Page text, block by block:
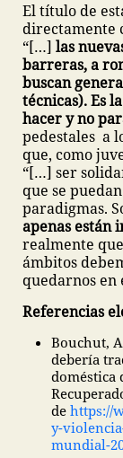
El título de
directamente
“[…] las
barreras, a
buscan
técnicas). Es
hacer y no
pedestales a
que, como
“[…] ser
que se
paradigmas.
apenas están
realmente
ámbitos
quedarnos en
Referencias
Bouchut,
debería
doméstica
de https://
y-
mundial-